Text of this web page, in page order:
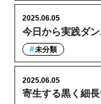
今日から実践ダ
2025.06.05
未分類
寄生する黒く細
2025.06.05